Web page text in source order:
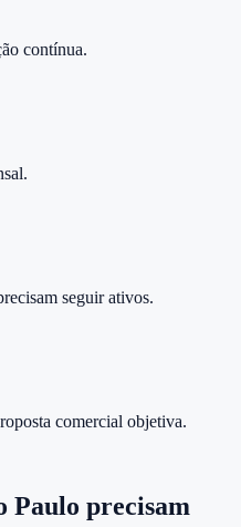
contínua.
seguir ativos.
comercial objetiva.
Paulo precisam